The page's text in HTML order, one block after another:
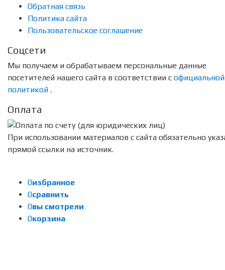
Обратная связь
Политика сайта
Пользовательское соглашение
Соцсети
Мы получаем и обрабатываем персональные данные
посетителей нашего сайта в соответствии с официальной
политикой .
Оплата
При использовании материалов с сайта обязательно
прямой ссылки на источник.
0избранное
0сравнить
0вы смотрели
0корзина